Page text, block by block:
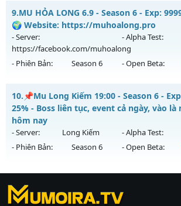
Kiểu reset: Non Reset
Thể loại: Mu Nguyên bản Webzen
Antihack: XShield
Magnific Mu - Starter events, activity
Mu mới ra tháng 08 2026 - Mở máy chủ
ngày 15/08/2626
Exp: 40x - Drop: 30%
Thể loại: Mu Nguyên bản Webzen
Antihack: Mega-Anti
9.MU HỎA LONG 6.9 - Season 6 - Exp:
🌍 Website: https://muhoalong.pro
- Server:
https://facebook.com/muhoalong
- Alpha Test:
- Phiên Bản: Season 6 - Open Beta:
MU HỎA LONG 6.9 - 🌍 Website: https://
Mu mới ra tháng 08 2026 - Mở máy chủ
https://facebook.com/muhoalong
01/08/2626
Exp: 9999x - Drop: 99%
Thể loại: Mu Nguyên bản Webzen
Antihack: XShield
10. 📌Mu Long Kiếm 19:00 - Season 6 -
25% - Boss liên tục, event cả ngày, vào là
hôm nay
- Server: Long Kiếm - Alpha Test:
- Phiên Bản:
Season 6 - Open Beta:
📌Mu Long Kiếm 19:00 - Boss liên tục,
mê , Open 19:00 hôm nay
Mu mới ra tháng 08 2026 - Mở máy chủ
https://ktdb.net/ |789club